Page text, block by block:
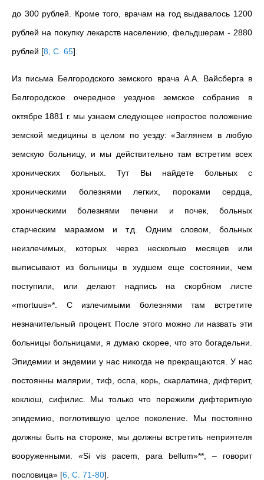
до 300 рублей. Кроме того, врачам на год выдавалось 1200
рублей на покупку лекарств населению, фельдшерам - 2880
рублей [8, С. 65]
Из письма Белгородского земского врача А.А. Вайсберга в
Белгородское очередное уездное земское собрание в
октябре 1881 г. мы узнаем следующее непростое положение
земской медицины в целом по уезду: «Заглянем в любую
земскую больницу, и мы действительно там встретим всех
хронических больных. Тут Вы найдете больных с
хроническими болезнями легких, пороками сердца,
хроническими болезнями печени и почек, больных
старческим маразмом и т.д. Одним словом, больных
неизлечимых, которых через несколько месяцев или
выписывают из больницы в худшем еще состоянии, чем
поступили, или делают надпись на скорбном листе
«mortuus»*. С излечимыми болезнями там встретите
незначительный процент. После этого можно ли назвать эти
больницы больницами, я думаю скорее, что это богадельни.
Эпидемии и эндемии у нас никогда не прекращаются. У нас
постоянны малярии, тиф, оспа, корь, скарлатина, дифтерит,
коклюш, сифилис. Мы только что пережили дифтеритную
эпидемию, поглотившую целое поколение. Мы постоянно
должны быть на стороже, мы должны встретить неприятеля
вооруженными. «Si vis pacem, para bellum»**, – говорит
пословица» [6, С. 71-80]